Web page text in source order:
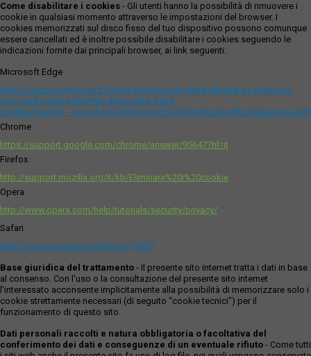
Come disabilitare i cookies - Gli utenti hanno la possibilità di rimuovere i
cookie in qualsiasi momento attraverso le impostazioni del browser. I
cookies memorizzati sul disco fisso del tuo dispositivo possono comunque
essere cancellati ed è inoltre possibile disabilitare i cookies seguendo le
indicazioni fornite dai principali browser, ai link seguenti:
Microsoft Edge
https://support.microsoft.com/it-it/microsoft-edge/eliminare-i-cookie-in-
microsoft-edge-63947406-40ac-c3b8-57b9-
Chrome
https://support.google.com/chrome/answer/95647?hl=it
Firefox
http://support.mozilla.org/it/kb/Eliminare%20i%20cookie
Opera
http://www.opera.com/help/tutorials/security/privacy/
Safari
http://support.apple.com/kb/ph11920
Base giuridica del trattamento - Il presente sito internet tratta i dati in base
al consenso. Con l'uso o la consultazione del presente sito internet
l’interessato acconsente implicitamente alla possibilità di memorizzare solo i
cookie strettamente necessari (di seguito “cookie tecnici”) per il
funzionamento di questo sito.
Dati personali raccolti e natura obbligatoria o facoltativa del
conferimento dei dati e conseguenze di un eventuale rifiuto - Come tutti